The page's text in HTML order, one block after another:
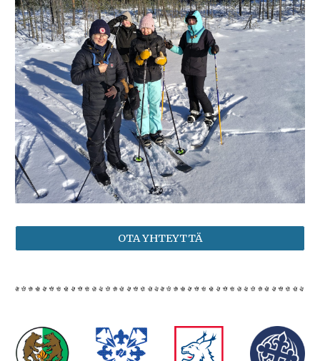
OTA YHTEYTTÄ